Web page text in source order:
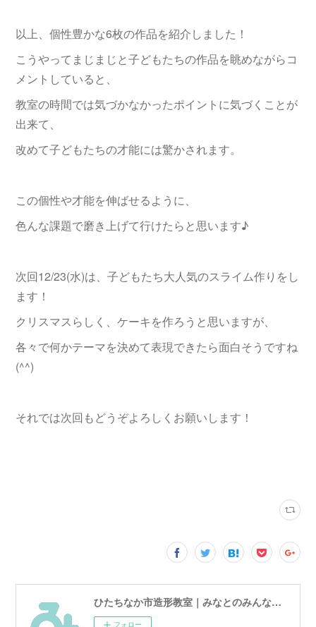
以上、個性豊かな6枚の作品を紹介しました！
こうやってまじまじと子どもたちの作品を眺めながらコ
メントしていると、
教室の時間では気づかなかったポイントに気づくことが
出来て、
改めて子どもたちの才能には驚かされます。
この個性や才能を伸ばせるように、
色んな課題で磨き上げて行けたらと思います♪
次回12/23(水)は、子どもたち大人気のスライム作りをし
ます！
クリスマスらしく、ケーキを作ろうと思いますが、
各々で何かテーマを決めて表現できたら面白そうですね
(^^)
それでは次回もどうぞよろしくお願いします！
ひたちなか市造形教室｜みなとのみんなのアトリエ
フォロー